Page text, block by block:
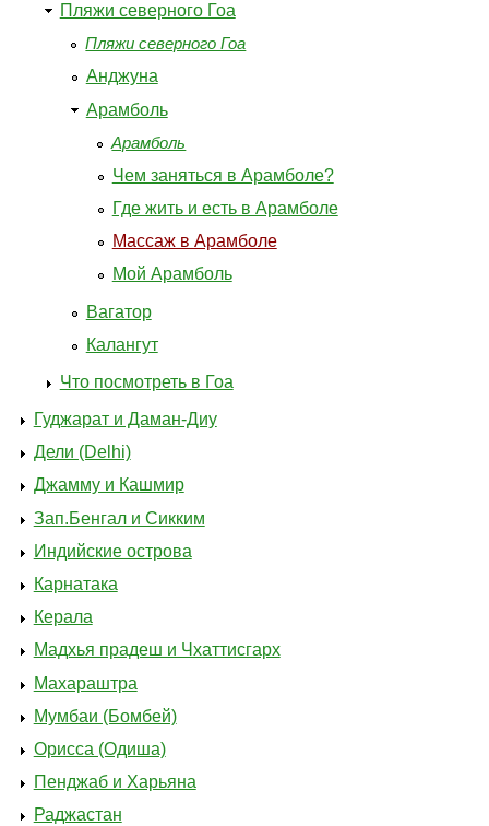
Пляжи северного Гоа
Пляжи северного Гоа
Анджуна
Арамболь
Арамболь
Чем заняться в Арамболе?
Где жить и есть в Арамболе
Массаж в Арамболе
Мой Арамболь
Вагатор
Калангут
Что посмотреть в Гоа
Гуджарат и Даман-Диу
Дели (Delhi)
Джамму и Кашмир
Зап.Бенгал и Сикким
Индийские острова
Карнатака
Керала
Мадхья прадеш и Чхаттисгарх
Махараштра
Мумбаи (Бомбей)
Орисса (Одиша)
Пенджаб и Харьяна
Раджастан